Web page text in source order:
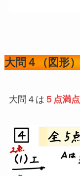
大問４（図形）
大問４は ５点満点